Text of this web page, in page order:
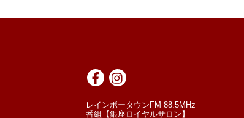
レインボータウンFM 88.5MHz
番組【銀座ロイヤルサロン】